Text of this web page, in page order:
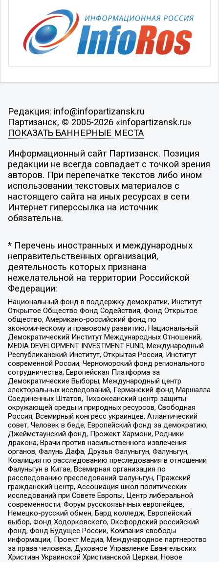
Редакция: info@infopartizansk.ru
Партизанск, © 2005-2026 «infopartizansk.ru»
ПОКАЗАТЬ БАННЕРНЫЕ МЕСТА
Информационный сайт Партизанск. Позиция
редакции не всегда совпадает с точкой зрения
авторов. При перепечатке текстов либо ином
использовании текстовых материалов с
настоящего сайта на иных ресурсах в сети
Интернет гиперссылка на источник
обязательна.
* Перечень иностранных и международных
неправительственных организаций,
деятельность которых признана
нежелательной на территории Российской
Федерации:
Национальный фонд в поддержку демократии, Институт
Открытое Общество Фонд Содействия, Фонд Открытое
общество, Американо-российский фонд по
экономическому и правовому развитию, Национальный
Демократический Институт Международных Отношений,
MEDIA DEVELOPMENT INVESTMENT FUND, Международный
Республиканский Институт, Открытая Россия, Институт
современной России, Черноморский фонд регионального
сотрудничества, Европейская Платформа за
Демократические Выборы, Международный центр
электоральных исследований, Германский фонд Маршалла
Соединенных Штатов, Тихоокеанский центр защиты
окружающей среды и природных ресурсов, Свободная
Россия, Всемирный конгресс украинцев, Атлантический
совет, Человек в беде, Европейский фонд за демократию,
Джеймстаунский фонд, Прожект Хармони, Родники
дракона, Врачи против насильственного извлечения
органов, Фалунь Дафа, Друзья Фалуньгун, Фалуньгун,
Коалиция по расследованию преследования в отношении
Фалуньгун в Китае, Всемирная организация по
расследованию преследований Фалуньгун, Пражский
гражданский центр, Ассоциация школ политических
исследований при Совете Европы, Центр либеральной
современности, Форум русскоязычных европейцев,
Немецко-русский обмен, Бард колледж, Европейский
выбор, Фонд Ходорковского, Оксфордский российский
фонд, Фонд Будущее России, Компания свободы
информации, Проект Медиа, Международное партнерство
за права человека, Духовное Управление Евангельских
Христиан Украинской Христианской Церкви, Новое